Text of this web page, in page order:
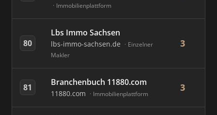
Immobilienplattform
80
Lbs Immo Sachsen
lbs-immo-sachsen.de
Einzelner
Makler
3
81 Branchenbuch 11880.com
11880.com Immobilienplattform
3